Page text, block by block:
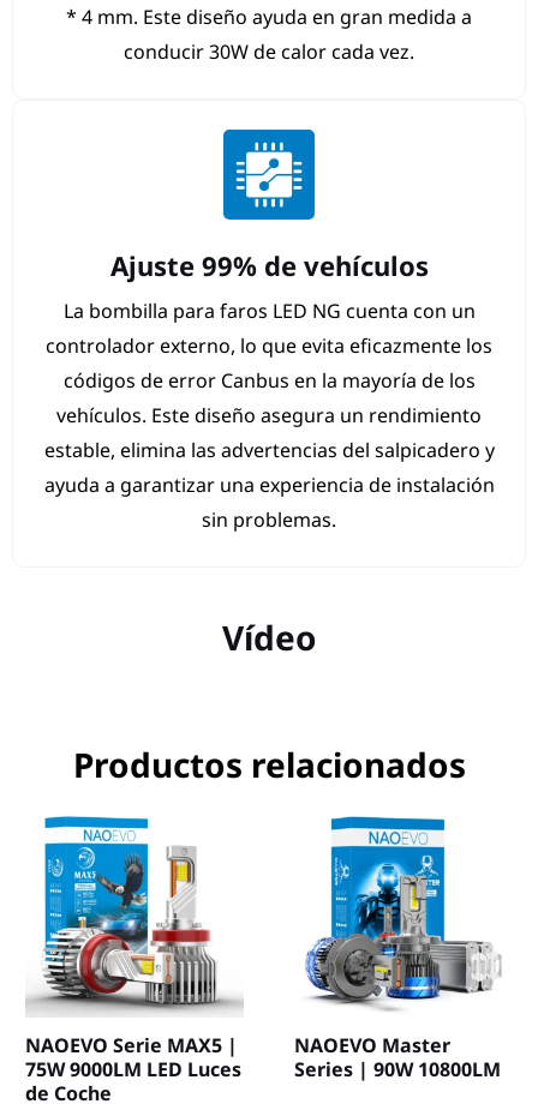
* 4 mm. Este diseño ayuda en gran medida a
conducir 30W de calor cada vez.
Ajuste 99% de vehículos
La bombilla para faros LED NG cuenta con un
controlador externo, lo que evita eficazmente los
códigos de error Canbus en la mayoría de los
vehículos. Este diseño asegura un rendimiento
estable, elimina las advertencias del salpicadero y
ayuda a garantizar una experiencia de instalación
sin problemas.
Vídeo
Productos relacionados
NAOEVO Serie MAX5 |
75W 9000LM LED Luces
de Coche
NAOEVO Master
Series | 90W 10800LM